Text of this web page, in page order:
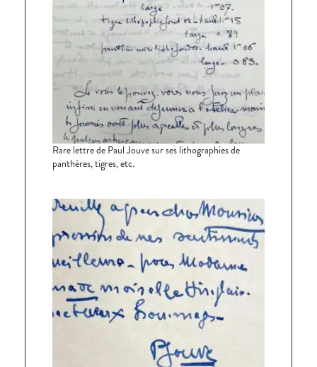
Rare lettre de Paul Jouve sur ses lithographies de
panthères, tigres, etc.